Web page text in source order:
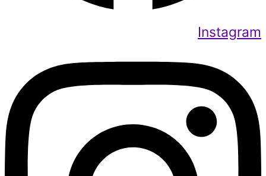
Instagram